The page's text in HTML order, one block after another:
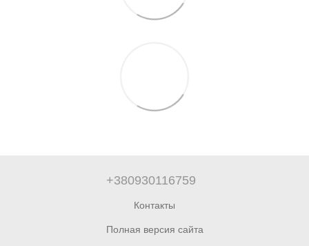
+380930116759
Контакты
Полная версия сайта